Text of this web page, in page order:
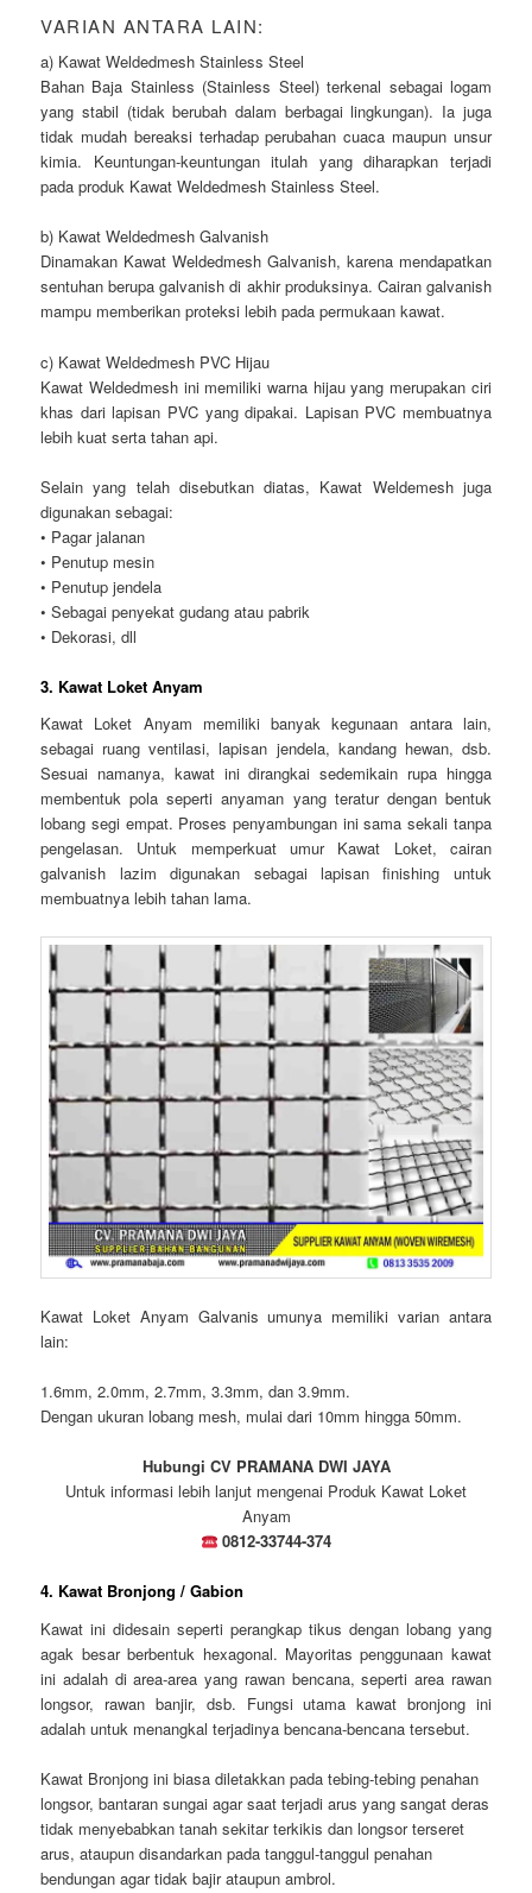
VARIAN ANTARA LAIN:
a) Kawat Weldedmesh Stainless Steel
Bahan Baja Stainless (Stainless Steel) terkenal sebagai logam
yang stabil (tidak berubah dalam berbagai lingkungan). Ia juga
tidak mudah bereaksi terhadap perubahan cuaca maupun unsur
kimia. Keuntungan-keuntungan itulah yang diharapkan terjadi
pada produk Kawat Weldedmesh Stainless Steel.
b) Kawat Weldedmesh Galvanish
Dinamakan Kawat Weldedmesh Galvanish, karena mendapatkan
sentuhan berupa galvanish di akhir produksinya. Cairan galvanish
mampu memberikan proteksi lebih pada permukaan kawat.
c) Kawat Weldedmesh PVC Hijau
Kawat Weldedmesh ini memiliki warna hijau yang merupakan ciri
khas dari lapisan PVC yang dipakai. Lapisan PVC membuatnya
lebih kuat serta tahan api.
Selain yang telah disebutkan diatas, Kawat Weldemesh juga
digunakan sebagai:
• Pagar jalanan
• Penutup mesin
• Penutup jendela
• Sebagai penyekat gudang atau pabrik
• Dekorasi, dll
3. Kawat Loket Anyam
Kawat Loket Anyam memiliki banyak kegunaan antara lain,
sebagai ruang ventilasi, lapisan jendela, kandang hewan, dsb.
Sesuai namanya, kawat ini dirangkai sedemikain rupa hingga
membentuk pola seperti anyaman yang teratur dengan bentuk
lobang segi empat. Proses penyambungan ini sama sekali tanpa
pengelasan. Untuk memperkuat umur Kawat Loket, cairan
galvanish lazim digunakan sebagai lapisan finishing untuk
membuatnya lebih tahan lama.
Kawat Loket Anyam Galvanis umunya memiliki varian antara
lain:
1.6mm, 2.0mm, 2.7mm, 3.3mm, dan 3.9mm.
Dengan ukuran lobang mesh, mulai dari 10mm hingga 50mm.
Hubungi CV PRAMANA DWI JAYA
Untuk informasi lebih lanjut mengenai Produk Kawat Loket
Anyam
0812-33744-374
4. Kawat Bronjong / Gabion
Kawat ini didesain seperti perangkap tikus dengan lobang yang
agak besar berbentuk hexagonal. Mayoritas penggunaan kawat
ini adalah di area-area yang rawan bencana, seperti area rawan
longsor, rawan banjir, dsb. Fungsi utama kawat bronjong ini
adalah untuk menangkal terjadinya bencana-bencana tersebut.
Kawat Bronjong ini biasa diletakkan pada tebing-tebing penahan
longsor, bantaran sungai agar saat terjadi arus yang sangat deras
tidak menyebabkan tanah sekitar terkikis dan longsor terseret
arus, ataupun disandarkan pada tanggul-tanggul penahan
bendungan agar tidak bajir ataupun ambrol.